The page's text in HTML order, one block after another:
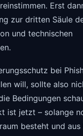
Erst
zur dritten Säule
und technischen
bei
will, sollte also
Bedingungen
ist jetzt – solange
besteht und